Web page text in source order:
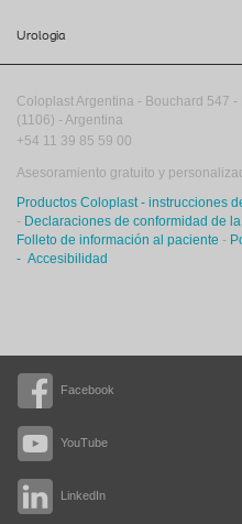
Facebook
YouTube
LinkedIn
Urologia
Coloplast Argentina - Bouchard 547 -
(1106) - Argentina
+54 11 39 85 59 00
Asesoramiento gratuito y
Productos Coloplast - instrucciones
- Declaraciones de conformidad de
Folleto de información al paciente -
- Accesibilidad